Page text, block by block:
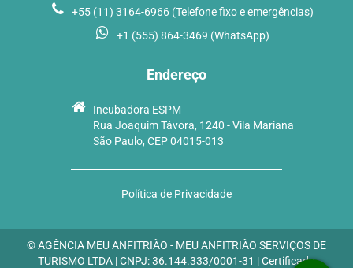
+55 (11) 3164-6966 (Telefone fixo e emergências)
+1 (555) 864-3469 (WhatsApp)
Endereço
Incubadora ESPM
Rua Joaquim Távora, 1240 - Vila Mariana
São Paulo, CEP 04015-013
Política de Privacidade
© AGÊNCIA MEU ANFITRIÃO - MEU ANFITRIÃO SERVIÇOS DE
TURISMO LTDA | CNPJ: 36.144.333/0001-31 | Certificado